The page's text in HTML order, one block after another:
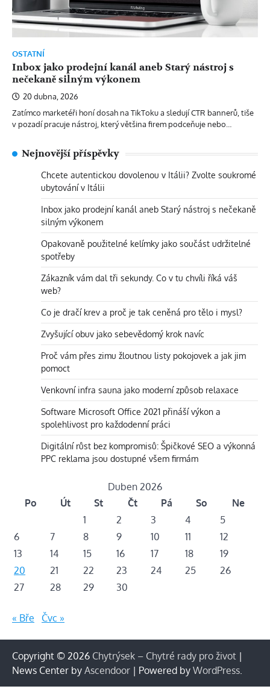
OSTATNÍ
Inbox jako prodejní kanál aneb Starý nástroj s
nečekaně silným výkonem
20 dubna, 2026
Zatímco marketéři honí dosah na TikToku a sledují CTR bannerů, tiše
v pozadí pracuje nástroj, který většina firem podceňuje nebo…
Nejnovější příspěvky
Chcete autentickou dovolenou v Itálii? Zvolte soukromé
ubytování v Itálii
Inbox jako prodejní kanál aneb Starý nástroj s nečekaně
silným výkonem
Opakovaně použitelné kelímky jako součást udržitelné
spotřeby
Zákazník vám dal tři sekundy. Co v tu chvíli říká váš
web?
Co je dračí krev a proč je tak ceněná pro tělo i mysl?
Zvyšující obuv jako sebevědomý krok navíc
Proč vám přes zimu žloutnou listy pokojovek a jak jim
pomoct
Venkovní infra sauna jako moderní způsob relaxace
Software Microsoft Office 2021 přináší výkon a
spolehlivost pro každodenní práci
Digitální růst bez kompromisů: Špičkové SEO a výkonná
PPC reklama jsou dostupné všem firmám
Duben 2026
Po
Út St Čt Pá So
Ne
1
2 3 4
5
6
7 8 9 10 11
12
13
14 15 16 17 18
19
20
21 22 23 24 25
26
27
28 29 30
« Bře Čvc »
Copyright © 2026 Chytrýsek – Chytré rady pro život |
News Center by Ascendoor | Powered by WordPress.